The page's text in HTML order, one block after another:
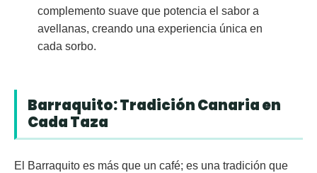
complemento suave que potencia el sabor a
avellanas, creando una experiencia única en
cada sorbo.
Barraquito: Tradición Canaria en
Cada Taza
El Barraquito es más que un café; es una tradición que